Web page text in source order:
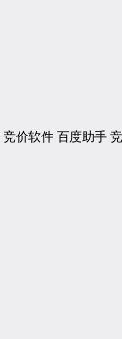
竞价软件 百度助手